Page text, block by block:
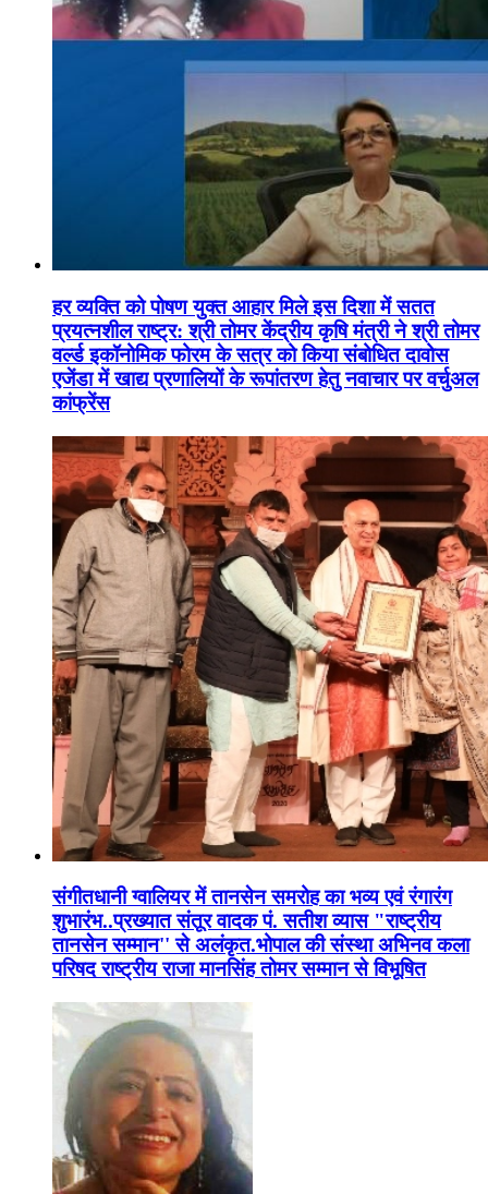
हर व्यक्ति को पोषण युक्त आहार मिले इस दिशा में सतत
प्रयत्नशील राष्ट्र: श्री तोमर केंद्रीय कृषि मंत्री ने श्री तोमर
वर्ल्ड इकॉनोमिक फोरम के सत्र को किया संबोधित दावोस
एजेंडा में खाद्य प्रणालियों के रूपांतरण हेतु नवाचार पर वर्चुअल
कांफ्रेंस
संगीतधानी ग्वालियर में तानसेन समरोह का भव्य एवं रंगारंग
शुभारंभ..प्रख्यात संतूर वादक पं. सतीश व्यास "राष्ट्रीय
तानसेन सम्मान'' से अलंकृत.भोपाल की संस्था अभिनव कला
परिषद राष्ट्रीय राजा मानसिंह तोमर सम्मान से विभूषित